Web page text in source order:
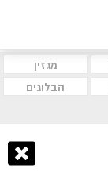
מגזין
הבלוגים